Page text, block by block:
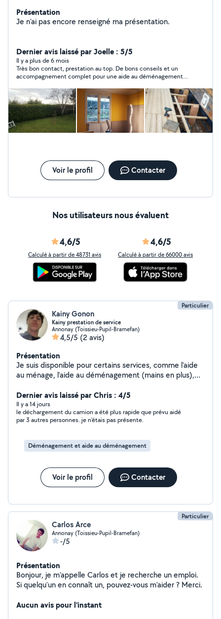
Présentation
Je n'ai pas encore renseigné ma présentation.
Dernier avis laissé par Joelle : 5/5
Il y a plus de 6 mois
Très bon contact, prestation au top. De bons conseils et un
accompagnement complet pour une aide au déménagement.
Voir le profil Contacter
Nos utilisateurs nous évaluent
4,6/5
Calculé à partir de 48731 avis
4,6/5
Calculé à partir de 66000 avis
Particulier
Kainy Gonon
Kainy prestation de service
Annonay (Toissieu-Pupil-Bramefan)
4,5/5 (2 avis)
Présentation
Je suis disponible pour certains services, comme l'aide
au ménage, l'aide au déménagement (mains en plus),
Dernier avis laissé par Chris : 4/5
Il y a 14 jours
le déchargement du camion a été plus rapide que prévu aidé
par 3 autres personnes. je n'étais pas présente.
Déménagement et aide au déménagement
Voir le profil Contacter
Particulier
Carlos Arce
Annonay (Toissieu-Pupil-Bramefan)
-/5
Présentation
Bonjour, je m'appelle Carlos et je recherche un emploi.
Si quelqu'un en connaît un, pouvez-vous m'aider ? Merci.
Aucun avis pour l'instant